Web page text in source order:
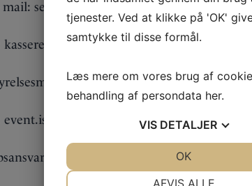
sekretaer.isbjornen@gmail.com
kassereraspirant – mail:
– mail:
tjenester. Ved at klikke på 'OK'
samtykke til disse formål.
Læs mere om vores brug af
behandling af persondata her.
VIS DETALJER
AFVIS ALLE
OK